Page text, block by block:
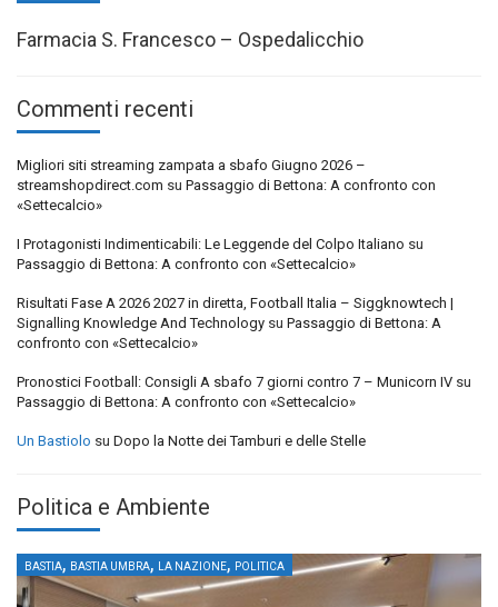
Farmacia S. Francesco – Ospedalicchio
Commenti recenti
Migliori siti streaming zampata a sbafo Giugno 2026 –
streamshopdirect.com su Passaggio di Bettona: A confronto con
«Settecalcio»
I Protagonisti Indimenticabili: Le Leggende del Colpo Italiano su
Passaggio di Bettona: A confronto con «Settecalcio»
Risultati Fase A 2026 2027 in diretta, Football Italia – Siggknowtech |
Signalling Knowledge And Technology su Passaggio di Bettona: A
confronto con «Settecalcio»
Pronostici Football: Consigli A sbafo 7 giorni contro 7 – Municorn IV su
Passaggio di Bettona: A confronto con «Settecalcio»
Un Bastiolo su Dopo la Notte dei Tamburi e delle Stelle
Politica e Ambiente
BASTIA, BASTIA UMBRA, LA NAZIONE, POLITICA